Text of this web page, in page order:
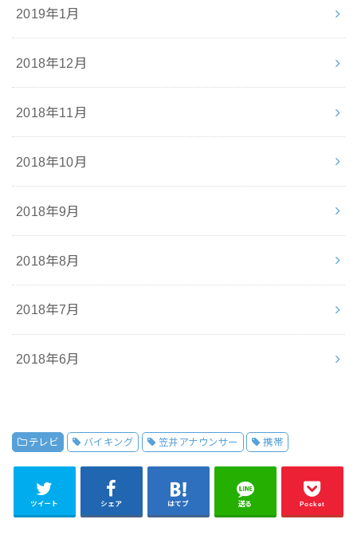
2019年1月
2018年12月
2018年11月
2018年10月
2018年9月
2018年8月
2018年7月
2018年6月
テレビ バイキング 笠井アナウンサー 携帯
ツイート シェア はてブ 送る Pocket